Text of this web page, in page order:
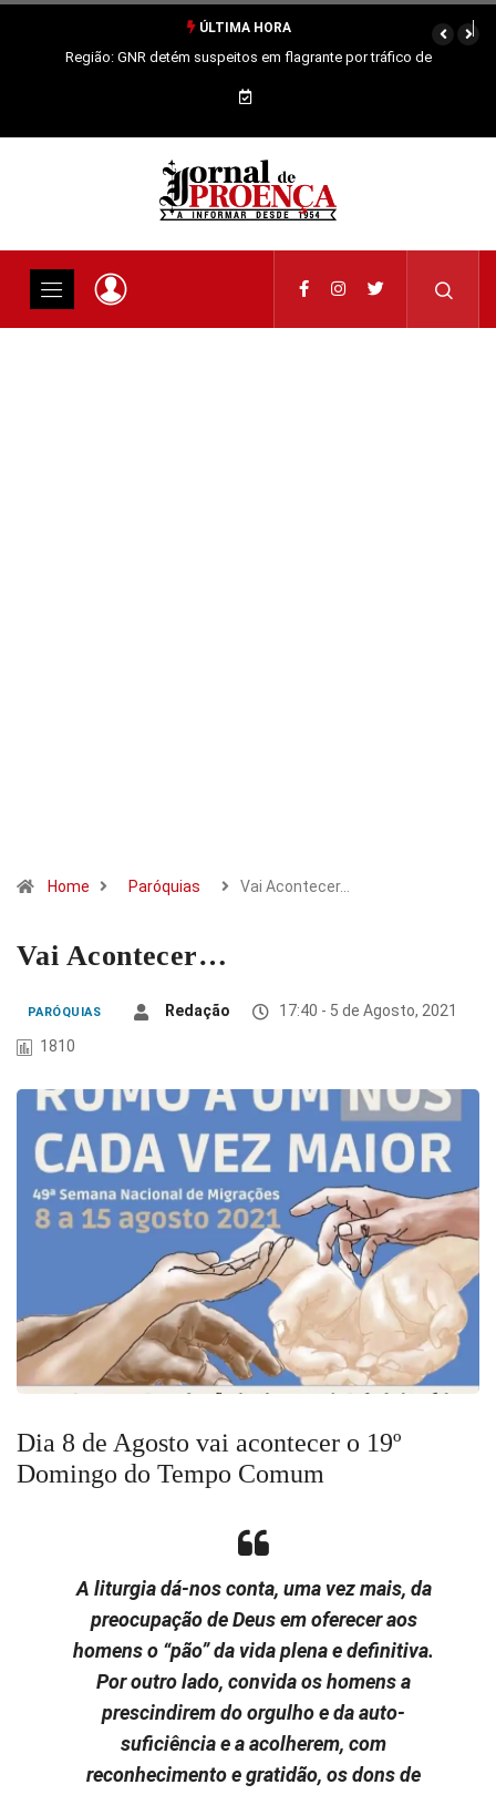
ÚLTIMA HORA
Região: GNR detém suspeitos em flagrante por tráfico de
estupefacientes
Home Paróquias Vai Acontecer…
Vai Acontecer…
PARÓQUIAS Redação
17:40 - 5 de Agosto, 2021
1810
Dia 8 de Agosto vai acontecer o 19º
Domingo do Tempo Comum
A liturgia dá-nos conta, uma vez mais, da
preocupação de Deus em oferecer aos
homens o “pão” da vida plena e definitiva.
Por outro lado, convida os homens a
prescindirem do orgulho e da auto-
suficiência e a acolherem, com
reconhecimento e gratidão, os dons de